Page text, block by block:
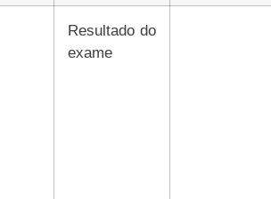
Resultado do
exame